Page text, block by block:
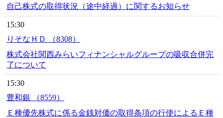
自己株式の取得状況（途中経過）に関するお知らせ
15:30
りそなＨＤ （8308）
株式会社関西みらいフィナンシャルグループの吸収合併完
了について
15:30
豊和銀 （8559）
Ｅ種優先株式に係る金銭対価の取得条項の行使によるＥ種